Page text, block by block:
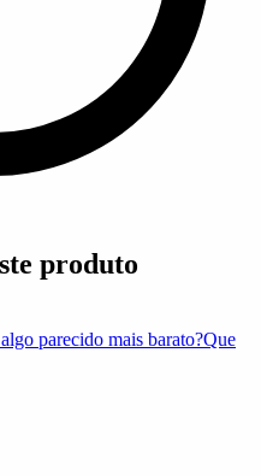
produto
parecido mais barato?Que